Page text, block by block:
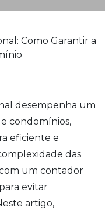
desempenha um
condomínios,
eficiente e
das
um contador
evitar
artigo,